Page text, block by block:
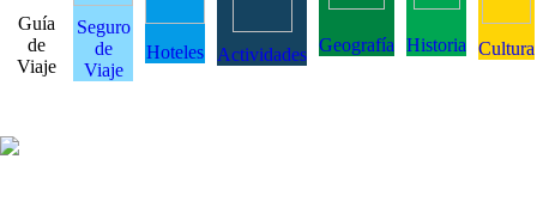
Guía
de
Viaje
Seguro
de
Viaje
Hoteles Actividades Geografía Historia Cultura